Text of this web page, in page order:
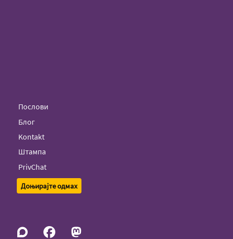
Послови
Блог
Kontakt
Штампа
PrivChat
Доњирајте одмах